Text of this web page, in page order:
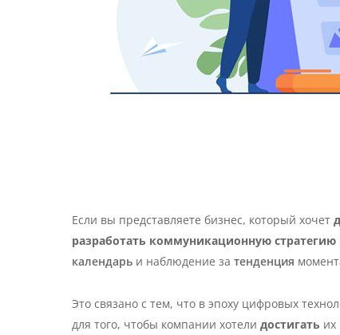
Если вы представляете бизнес, который хочет
разработать коммуникационную стратегию
календарь и наблюдение за тенденция
Это связано с тем, что в эпоху цифровых
для того, чтобы компании хотели достигать их